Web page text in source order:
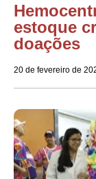
estoque
doações
20 de fevereiro de